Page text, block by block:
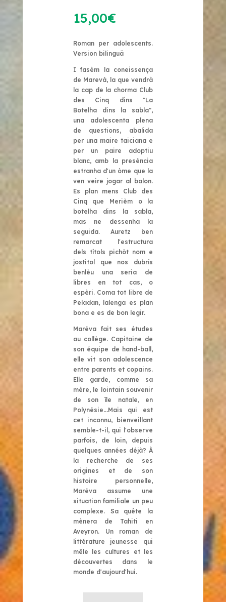
15,00€
Roman per adolescents.
Version bilinguä
I fasèm la coneissença
de Marevà, la que vendrà
la cap de la chorma Club
des Cinq dins "La
Botelha dins la sabla",
una adolescenta plena
de questions, abalida
per una maire taiciana e
per un paire adoptiu
blanc, amb la preséncia
estranha d'un òme que la
ven veire jogar al balon.
Es plan mens Club des
Cinq que Merièm o la
botelha dins la sabla,
mas ne dessenha la
seguida. Auretz ben
remarcat l'estructura
dels títols pichòt nom e
jostitol que nos dubrís
benlèu una seria de
libres en tot cas, o
espèri. Coma tot libre de
Peladan, lalenga es plan
bona e es de bon legir.
Maréva fait ses études
au collège. Capitaine de
son équipe de hand-ball,
elle vit son adolescence
entre parents et copains.
Elle garde, comme sa
mère, le lointain souvenir
de son île natale, en
Polynésie...Mais qui est
cet inconnu, bienveillant
semble-t-il, qui l'observe
parfois, de loin, depuis
quelques années déjà? À
la recherche de ses
origines et de son
histoire personnelle,
Maréva assume une
situation familiale un peu
complexe. Sa quête la
mènera de Tahiti en
Aveyron. Un roman de
littérature jeunesse qui
mêle les cultures et les
découvertes dans le
monde d'aujourd'hui.